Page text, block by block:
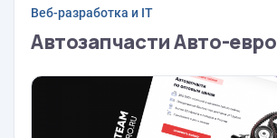
Веб-разработка и IT
Автозапчасти Авто-евро